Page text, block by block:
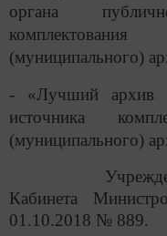
органа
(муниципального)
- «Лучший архив
источника
(муниципального)
Кабинета
01.10.2018 № 889.